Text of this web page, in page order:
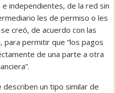
independientes, de la red sin
les de permiso o les
creó, de acuerdo con las
para permitir que “los pagos
de una parte a otra
un tipo similar de